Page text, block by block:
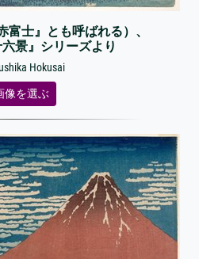
富士』とも呼ばれる）、
六景』シリーズより
Hokusai
像を選ぶ